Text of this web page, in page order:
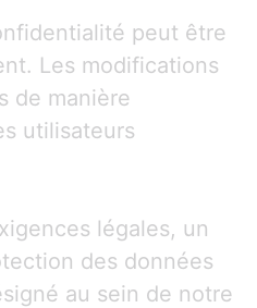
peut être
Les modifications
de manière
utilisateurs
légales, un
des données
au sein de notre